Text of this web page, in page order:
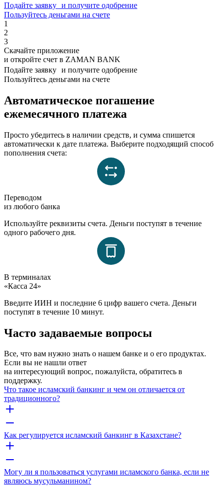
Подайте заявку и получите одобрение
Пользуйтесь деньгами на счете
1
2
3
Скачайте приложение
и откройте счет в ZAMAN BANK
Подайте заявку и получите одобрение
Пользуйтесь деньгами на счете
Автоматическое погашение
ежемесячного платежа
Просто убедитесь в наличии средств, и сумма спишется
автоматически к дате платежа. Выберите подходящий способ
пополнения счета:
Переводом
из любого банка
Используйте реквизиты счета. Деньги поступят в течение
одного рабочего дня.
В терминалах
«Касса 24»
Введите ИИН и последние 6 цифр вашего счета. Деньги
поступят в течение 10 минут.
Часто задаваемые вопросы
Все, что вам нужно знать о нашем банке и о его продуктах.
Если вы не нашли ответ
на интересующий вопрос, пожалуйста, обратитесь в
поддержку.
Что такое исламский банкинг и чем он отличается от
традиционного?
Как регулируется исламский банкинг в Казахстане?
Могу ли я пользоваться услугами исламского банка, если не
являюсь мусульманином?